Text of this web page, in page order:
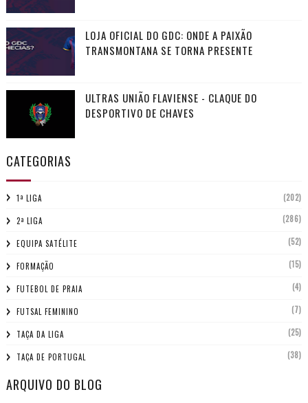
LOJA OFICIAL DO GDC: ONDE A PAIXÃO
TRANSMONTANA SE TORNA PRESENTE
ULTRAS UNIÃO FLAVIENSE - CLAQUE DO
DESPORTIVO DE CHAVES
CATEGORIAS
1ª LIGA (202)
2ª LIGA (286)
EQUIPA SATÉLITE (52)
FORMAÇÃO (15)
FUTEBOL DE PRAIA (4)
FUTSAL FEMININO (7)
TAÇA DA LIGA (25)
TAÇA DE PORTUGAL (38)
ARQUIVO DO BLOG